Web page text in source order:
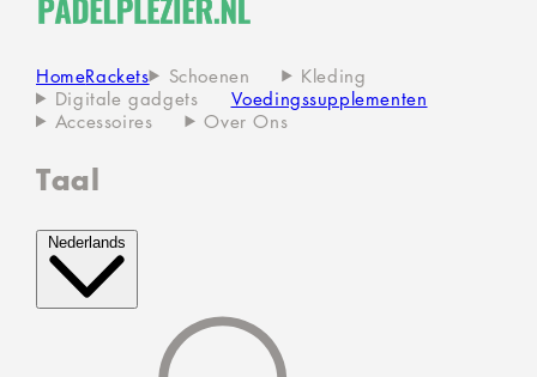
HomeRackets Schoenen
Kleding
Digitale gadgets
Voedingssupplementen
Accessoires
Over Ons
Taal
Nederlands